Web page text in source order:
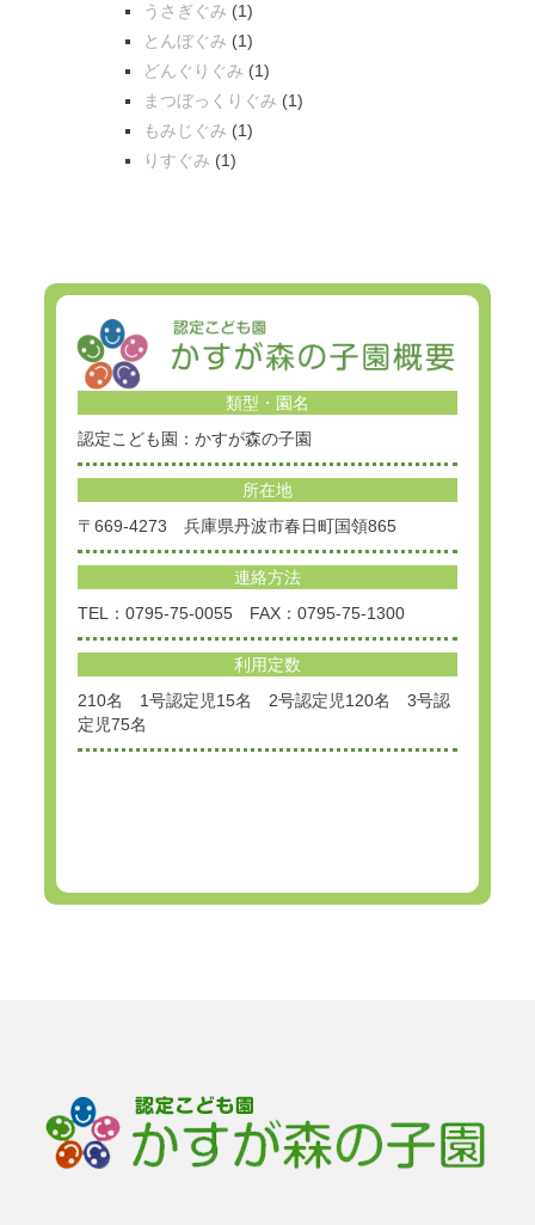
うさぎぐみ (1)
とんぼぐみ (1)
どんぐりぐみ (1)
まつぼっくりぐみ (1)
もみじぐみ (1)
りすぐみ (1)
類型・園名
認定こども園：かすが森の子園
所在地
〒669-4273 兵庫県丹波市春日町国領865
連絡方法
TEL：0795-75-0055 FAX：0795-75-1300
利用定数
210名 1号認定児15名 2号認定児120名 3号認
定児75名